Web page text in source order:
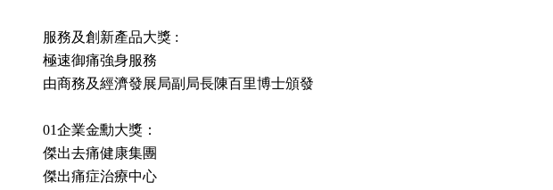
服務及創新產品大獎 :
極速御痛強身服務
由商務及經濟發展局副局長陳百里博士頒發
01企業金勳大獎：
傑出去痛健康集團
傑出痛症治療中心